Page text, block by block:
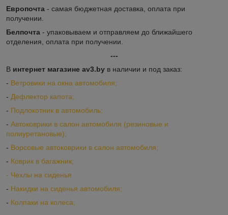
Европочта - самая бюджетная доставка, оплата при
получении.
Белпочта - упаковываем и отправляем до ближайшего
отделения, оплата при получении.
---
В интернет магазине av3.by в наличии и под заказ:
- Ветровики на окна автомобиля;
- Дефлектор капота;
- Подлокотник в автомобиль;
- Автоковрики в салон автомобиля (резиновые и
полиуретановые);
- Ворсовые автоковрики в салон автомобиля;
- Коврик в багажник;
- Чехлы на сиденья
- Накидки на сиденья автомобиля;
- Колпаки на колеса;